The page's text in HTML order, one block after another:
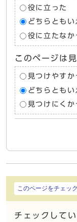
役に立った
どちらともい
役に立たなか
このページは
見つけやすか
どちらともい
見つけにくか
このページをチェッ
チェックして